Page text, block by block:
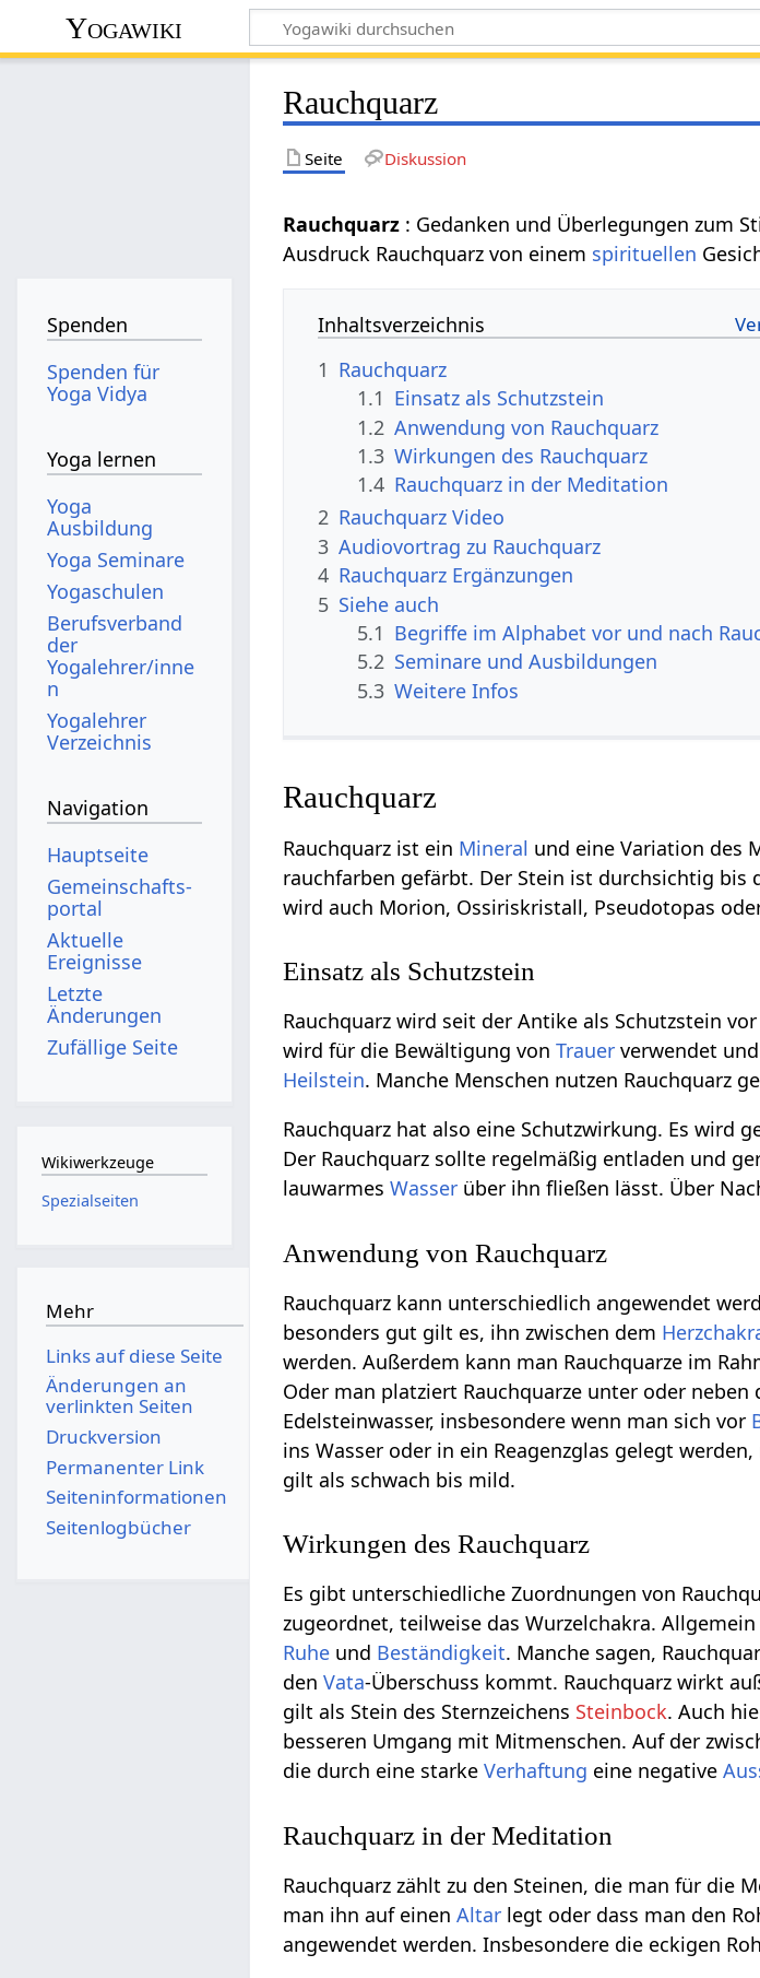
Yogawiki
Rauchquarz
Seite Diskussion
Rauchquarz : Gedanken und Überlegungen zum
Ausdruck Rauchquarz von einem spirituellen
Inhaltsverzeichnis
1 Rauchquarz
1.1 Einsatz als Schutzstein
1.2 Anwendung von Rauchquarz
1.3 Wirkungen des Rauchquarz
1.4 Rauchquarz in der Meditation
2 Rauchquarz Video
3 Audiovortrag zu Rauchquarz
4 Rauchquarz Ergänzungen
5 Siehe auch
5.1 Begriffe im Alphabet vor und nach
5.2 Seminare und Ausbildungen
5.3 Weitere Infos
Rauchquarz
Rauchquarz ist ein Mineral und eine Variation des
rauchfarben gefärbt. Der Stein ist durchsichtig bis
wird auch Morion, Ossiriskristall, Pseudotopas
Einsatz als Schutzstein
Rauchquarz wird seit der Antike als Schutzstein
wird für die Bewältigung vonTrauer verwendet
Heilstein. Manche Menschen nutzen Rauchquarz
Rauchquarz hat also eine Schutzwirkung. Es wird
Der Rauchquarz sollte regelmäßig entladen und
lauwarmesWasser über ihn fließen lässt. Über
Anwendung von Rauchquarz
Rauchquarz kann unterschiedlich angewendet
besonders gut gilt es, ihn zwischen dem
werden. Außerdem kann man Rauchquarze im
Oder man platziert Rauchquarze unter oder neben
Edelsteinwasser, insbesondere wenn man sich vor
ins Wasser oder in ein Reagenzglas gelegt
gilt als schwach bis mild.
Wirkungen des Rauchquarz
Es gibt unterschiedliche Zuordnungen von
zugeordnet, teilweise das Wurzelchakra.
Ruhe und Beständigkeit. Manche sagen,
denVata-Überschuss kommt. Rauchquarz wirkt
gilt als Stein des Sternzeichens Steinbock. Auch
besseren Umgang mit Mitmenschen. Auf der
die durch eine starkeVerhaftung eine negative
Rauchquarz in der Meditation
Rauchquarz zählt zu den Steinen, die man für die
man ihn auf einenAltar legt oder dass man den
angewendet werden. Insbesondere die eckigen
Spenden
Spenden für
Yoga Vidya
Yoga lernen
Yoga
Ausbildung
Yoga Seminare
Yogaschulen
Berufsverband
der
Yogalehrer/inne
n
Yogalehrer
Verzeichnis
Navigation
Hauptseite
Gemeinschafts­
portal
Aktuelle
Ereignisse
Letzte
Änderungen
Zufällige Seite
Wikiwerkzeuge
Spezialseiten
Mehr
Links auf diese Seite
Änderungen an
verlinkten Seiten
Druckversion
Permanenter Link
Seiten­­informationen
Seitenlogbücher